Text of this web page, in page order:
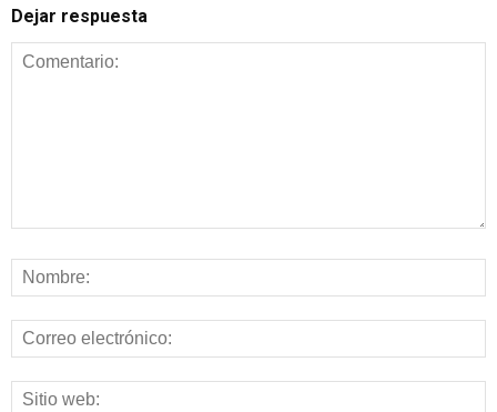
Dejar respuesta